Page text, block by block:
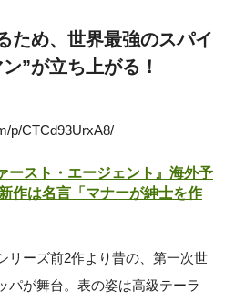
ため、世界最強のスパイ
”が立ち上がる！
p/CTCd93UrxA8/
ースト・エージェント』海外予
作は名言「マナーが紳士を作
リーズ前2作より昔の、第一次世
パが舞台。表の姿は高級テーラ